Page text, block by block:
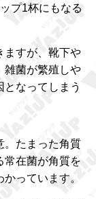
プ1杯にもなる
ますが、靴下や
雑菌が繁殖しや
なってしまう
。たまった角質
常在菌が角質を
っています。